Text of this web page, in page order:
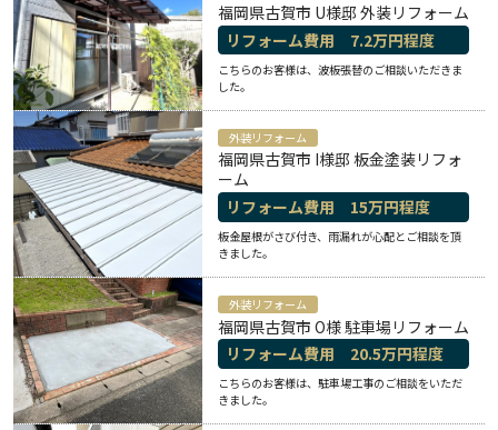
福岡県古賀市 U様邸 外装リフォーム
リフォーム費用 7.2万円程度
こちらのお客様は、波板張替のご相談いただきま
した。
外装リフォーム
福岡県古賀市 I様邸 板金塗装リフォ
ーム
リフォーム費用 15万円程度
板金屋根がさび付き、雨漏れが心配とご相談を頂
きました。
外装リフォーム
福岡県古賀市 O様 駐車場リフォーム
リフォーム費用 20.5万円程度
こちらのお客様は、駐車場工事のご相談をいただ
きました。